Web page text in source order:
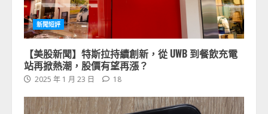
新聞短評
【美股新聞】特斯拉持續創新，從 UWB 到餐飲充電
站再掀熱潮，股價有望再漲？
2025 年 1 月 23 日 18